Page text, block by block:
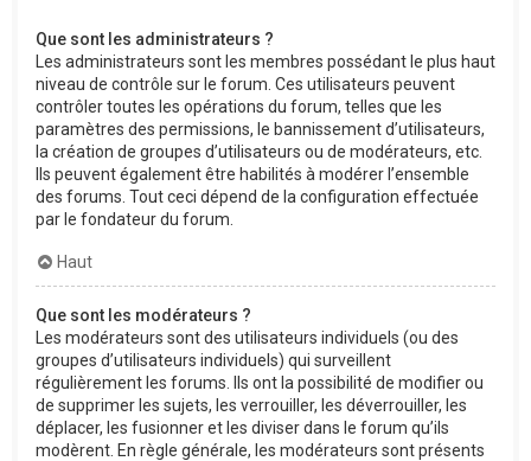
Que sont les administrateurs ?
Les administrateurs sont les membres possédant le plus haut
niveau de contrôle sur le forum. Ces utilisateurs peuvent
contrôler toutes les opérations du forum, telles que les
paramètres des permissions, le bannissement d’utilisateurs,
la création de groupes d’utilisateurs ou de modérateurs, etc.
Ils peuvent également être habilités à modérer l’ensemble
des forums. Tout ceci dépend de la configuration effectuée
par le fondateur du forum.
Haut
Que sont les modérateurs ?
Les modérateurs sont des utilisateurs individuels (ou des
groupes d’utilisateurs individuels) qui surveillent
régulièrement les forums. Ils ont la possibilité de modifier ou
de supprimer les sujets, les verrouiller, les déverrouiller, les
déplacer, les fusionner et les diviser dans le forum qu’ils
modèrent. En règle générale, les modérateurs sont présents